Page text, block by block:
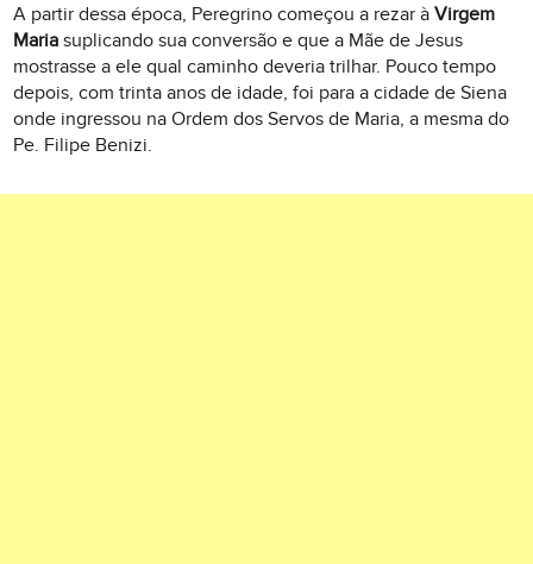
A partir dessa época, Peregrino começou a rezar àVirgem
Maria suplicando sua conversão e que a Mãe de Jesus
mostrasse a ele qual caminho deveria trilhar. Pouco tempo
depois, com trinta anos de idade, foi para a cidade de Siena
onde ingressou na Ordem dos Servos de Maria, a mesma do
Pe. Filipe Benizi.